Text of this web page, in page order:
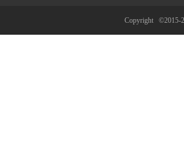
Copyright ©2015-